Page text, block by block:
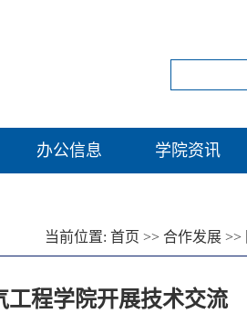
办公信息 学院资讯
当前位置: 首页 >> 合作发展 >>
工程学院开展技术交流